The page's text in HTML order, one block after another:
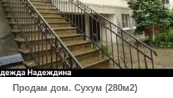
Продам дом. Сухум (280м2)